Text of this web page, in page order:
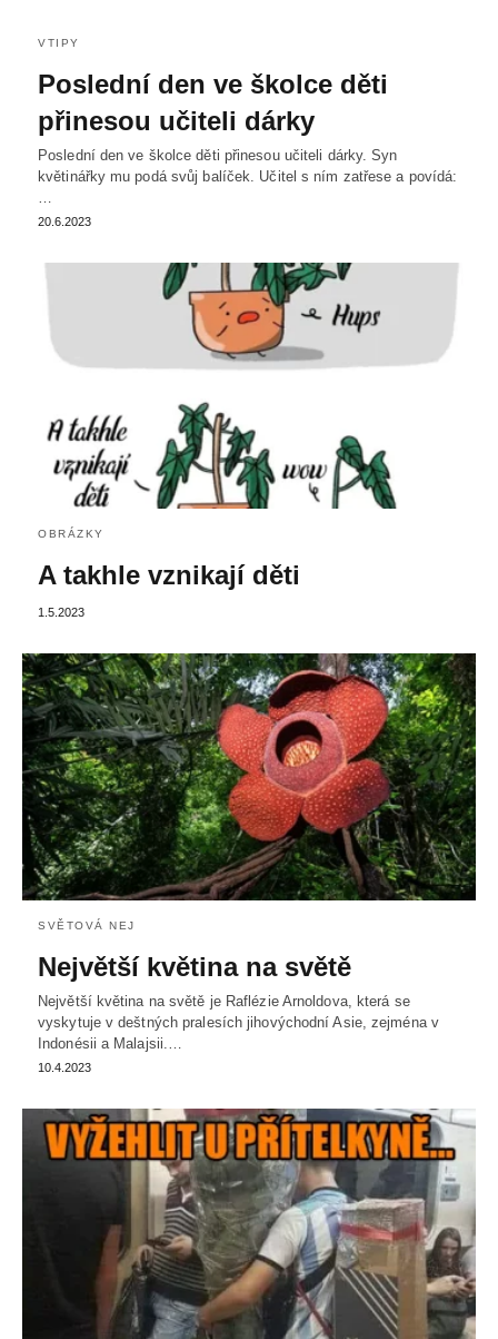
VTIPY
Poslední den ve školce děti
přinesou učiteli dárky
Poslední den ve školce děti přinesou učiteli dárky. Syn
květinářky mu podá svůj balíček. Učitel s ním zatřese a povídá:
20.6.2023
OBRÁZKY
A takhle vznikají děti
1.5.2023
SVĚTOVÁ NEJ
Největší květina na světě
Největší květina na světě je Raflézie Arnoldova, která se
vyskytuje v deštných pralesích jihovýchodní Asie, zejména v
Indonésii a Malajsii.…
10.4.2023